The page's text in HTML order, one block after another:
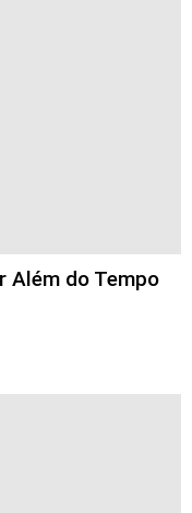
Além do Tempo